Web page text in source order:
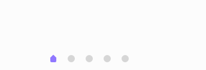
0 1 2 3 4